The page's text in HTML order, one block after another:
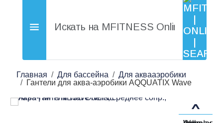
Главная Для бассейна
Для аквааэробики
Гантели для аква-аэробики AQQUATIX Wave